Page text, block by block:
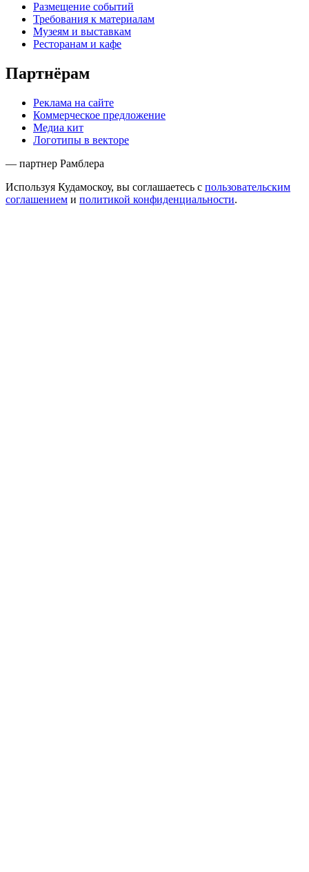
Размещение событий
Требования к материалам
Музеям и выставкам
Ресторанам и кафе
Партнёрам
Реклама на сайте
Коммерческое предложение
Медиа кит
Логотипы в векторе
— партнер Рамблера
Используя Кудамоскоу, вы соглашаетесь с пользовательским
соглашением и политикой конфиденциальности.